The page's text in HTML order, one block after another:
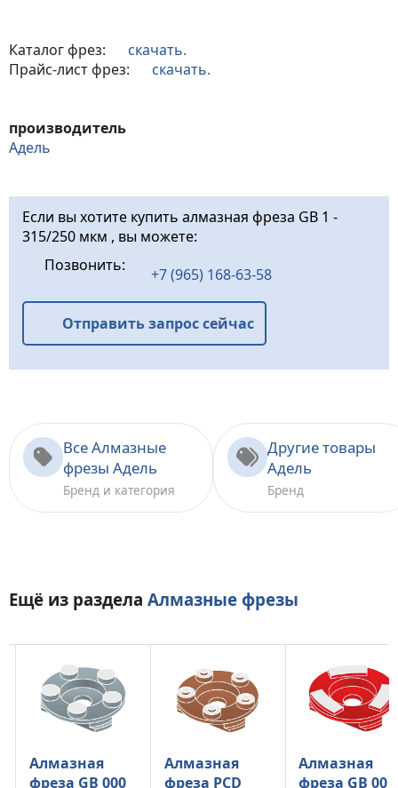
Каталог фрез:
скачать.
Прайс-лист фрез:
скачать.
производитель
Адель
Если вы хотите купить алмазная фреза GB 1 -
315/250 мкм , вы можете:
Позвонить:
+7 (965) 168-63-58
Отправить запрос сейчас
Все Алмазные
фрезы Адель
Бренд и категория
Другие товары
Адель
Бренд
Ещё из раздела Алмазные фрезы
Алмазная
фреза PCD
Алмазная
фреза GB 00 -
Алмазная
фреза GB S0 -